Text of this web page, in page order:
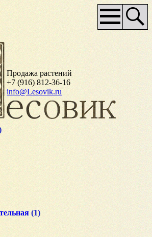
Продажа растений
+7 (916) 812-36-16
info@Lesovik.ru
Основное
меню
(1)